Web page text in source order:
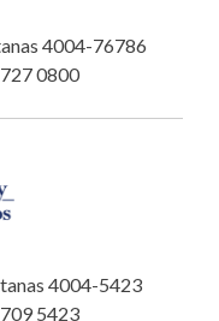
4004-76786
0800
4004-5423
5423